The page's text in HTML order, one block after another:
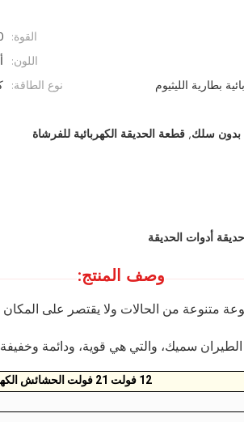
القوة:
اللون:
بطارية الليثيوم نوع الطاقة:
, قطعة الحديقة الكهربائية للفرشاة
وصف المنتج:
متنوعة من الحالات ولا يقتصر على المكان
سميك، والتي هي قوية، ودائمة
12 فولت 21 فولت الحشائش الكهربائية المنزلية